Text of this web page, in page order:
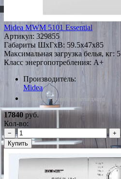
Midea MWM 5101 Essential
Артикул: 329855
Габариты ШxГxВ: 59.5x47x85
Максимальная загрузка белья, кг: 5
Класс энергопотребления: A+
Производитель:
Midea
*Наличие уточняйте у менеджера
17840руб.
Кол-во:
−
+
Купить